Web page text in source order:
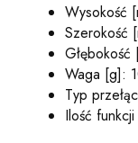
Wysokość
Szerokość
Głębokość
Waga [g]:
Typ
Ilość